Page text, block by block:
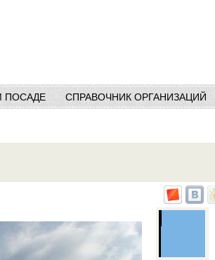
ПОСАДЕ СПРАВОЧНИК ОРГАНИЗАЦИЙ